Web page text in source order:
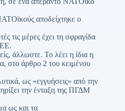
αποδείχτηκε ο
τις μέρες έχει τη σφραγίδα
άλλωστε. Το λέει η ίδια η
στο άρθρο 2 του κειμένου
ως «εγγυήσεις» από την
την ένταξη της ΠΓΔΜ
ως και τα